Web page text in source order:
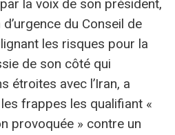
la voix de son président,
du Conseil de
les risques pour la
de son côté qui
étroites avec l’Iran, a
frappes les qualifiant «
provoquée » contre un